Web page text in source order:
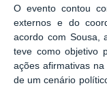
O evento contou
externos e do
acordo com Sousa,
teve como objetivo
ações afirmativas
de um cenário